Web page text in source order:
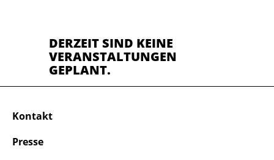
DERZEIT SIND KEINE
VERANSTALTUNGEN
GEPLANT.
Kontakt
Presse